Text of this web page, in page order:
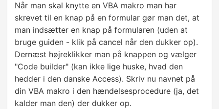
Opret post
Gennemløb af data
Sortering af data
Opret tabel
Slet tabel
Når man skal knytte en VBA makro man har
skrevet til en knap på en formular gør man det, at
man indsætter en knap på formularen (uden at
bruge guiden - klik på cancel når den dukker op).
Dernæst højreklikker man på knappen og vælger
"Code builder" (kan ikke lige huske, hvad den
hedder i den danske Access). Skriv nu navnet på
din VBA makro i den hændelsesprocedure (ja, det
kalder man den) der dukker op.